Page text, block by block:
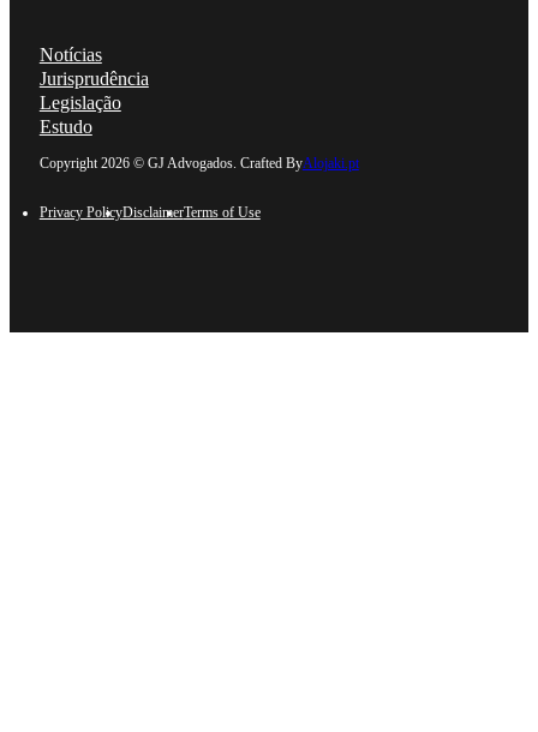
Notícias
Jurisprudência
Legislação
Estudo
Copyright 2026 © GJ Advogados. Crafted ByAlojaki.pt
Privacy PolicyDisclaimerTerms of Use